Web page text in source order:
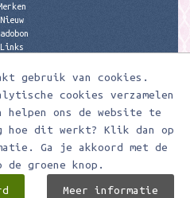
gebruik van cookies.
cookies verzamelen
helpen ons de website te
hoe dit werkt? Klik dan op
Ga je akkoord met de
de groene knop.
Meer informatie
Nieuw
Links
163 36
58807179
853190859B01